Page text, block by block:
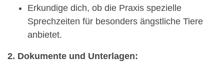
Erkundige dich, ob die Praxis spezielle
Sprechzeiten für besonders ängstliche Tiere
anbietet.
2. Dokumente und Unterlagen: